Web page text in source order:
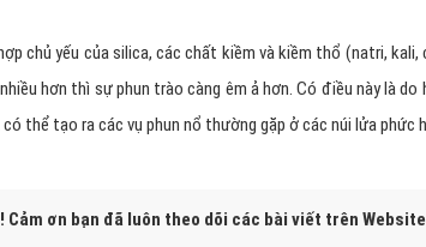
chủ yếu của silica, các chất kiềm và kiềm thổ (natri, kali,
hơn thì sự phun trào càng êm ả hơn. Có điều này là
thể tạo ra các vụ phun nổ thường gặp ở các núi lửa phức
Cảm ơn bạn đã luôn theo dõi các bài viết trên